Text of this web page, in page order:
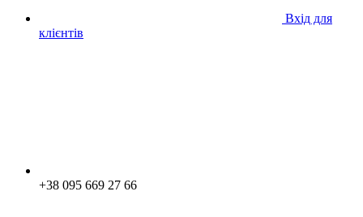
Вхід для
клієнтів
+38 095 669 27 66